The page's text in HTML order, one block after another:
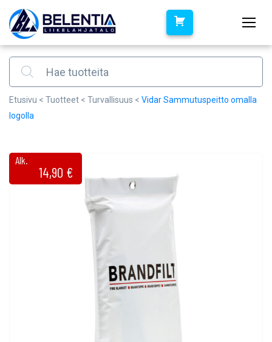
Products search
Etusivu < Tuotteet < Turvallisuus < Vidar Sammutuspeitto omalla
logolla
Alk.
14,90 €